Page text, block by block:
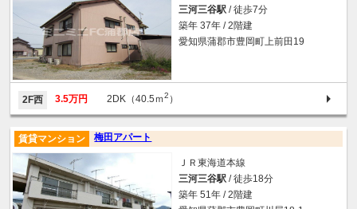
三河三谷駅 / 徒歩7分
築年 37年 / 2階建
愛知県蒲郡市豊岡町上前田19
2F西 3.5万円 2DK（40.5ｍ2 ）
梅田アパート
賃貸マンション
ＪＲ東海道本線
三河三谷駅 / 徒歩18分
築年 51年 / 2階建